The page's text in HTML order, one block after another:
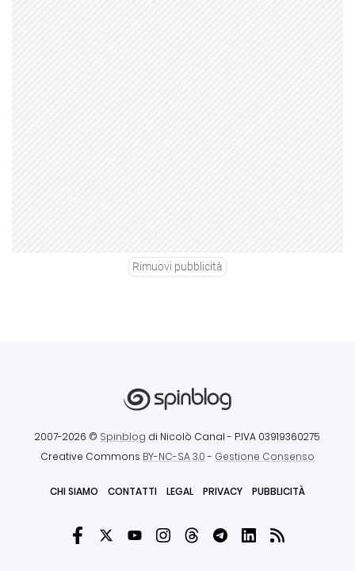
Rimuovi pubblicità
2007-2026 © Spinblog di Nicolò Canal - P.IVA 03919360275
Creative Commons BY-NC-SA 3.0- Gestione Consenso
CHI SIAMO CONTATTI LEGAL PRIVACY PUBBLICITÀ